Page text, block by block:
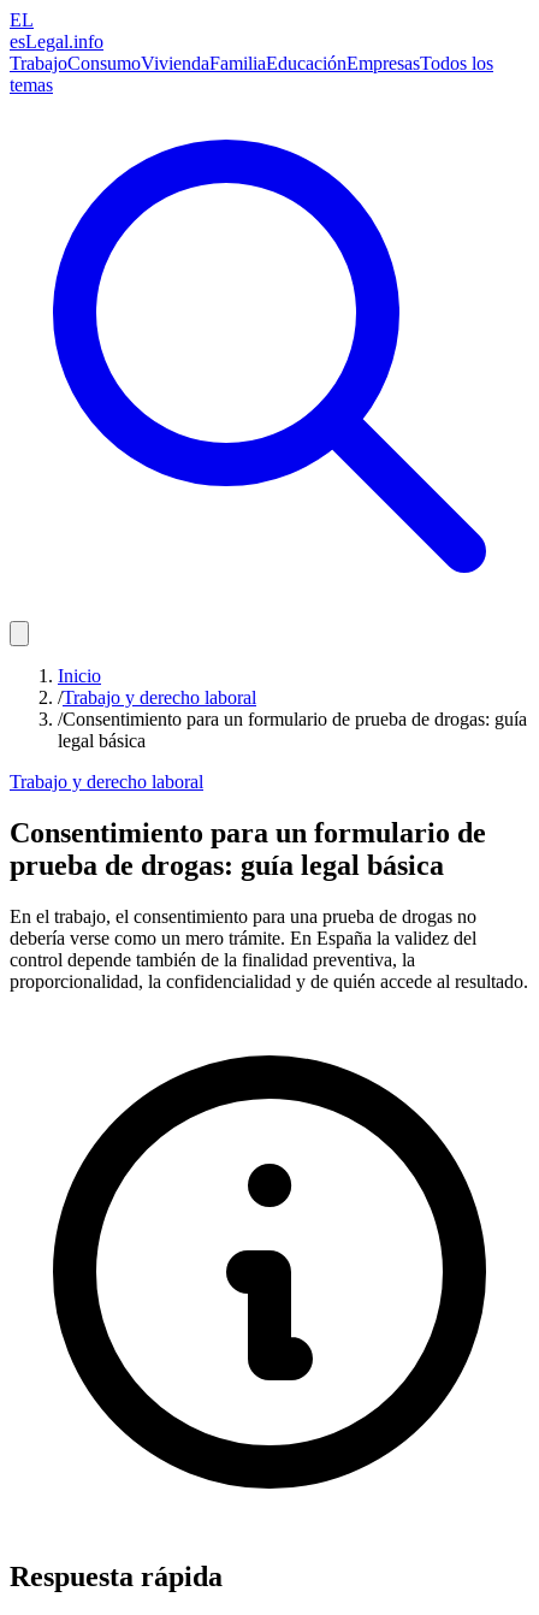
EL
esLegal.info
TrabajoConsumoViviendaFamiliaEducaciónEmpresasTodos los
temas
Inicio
/Trabajo y derecho laboral
/Consentimiento para un formulario de prueba de drogas: guía
legal básica
Trabajo y derecho laboral
Consentimiento para un formulario de
prueba de drogas: guía legal básica
En el trabajo, el consentimiento para una prueba de drogas no
debería verse como un mero trámite. En España la validez del
control depende también de la finalidad preventiva, la
proporcionalidad, la confidencialidad y de quién accede al resultado.
Respuesta rápida